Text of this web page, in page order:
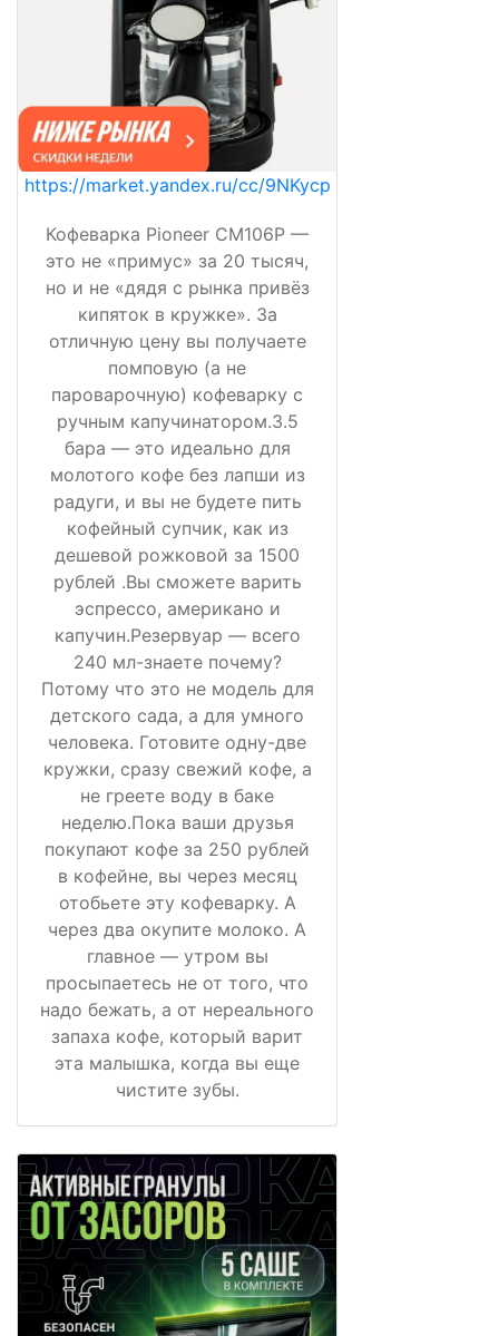
https://market.yandex.ru/cc/9NKycp
Кофеварка Pioneer CM106P —
это не «примус» за 20 тысяч,
но и не «дядя с рынка привёз
кипяток в кружке». За
отличную цену вы получаете
помповую (а не
пароварочную) кофеварку с
ручным капучинатором.3.5
бара — это идеально для
молотого кофе без лапши из
радуги, и вы не будете пить
кофейный супчик, как из
дешевой рожковой за 1500
рублей .Вы сможете варить
эспрессо, американо и
капучин.Резервуар — всего
240 мл-знаете почему?
Потому что это не модель для
детского сада, а для умного
человека. Готовите одну-две
кружки, сразу свежий кофе, а
не греете воду в баке
неделю.Пока ваши друзья
покупают кофе за 250 рублей
в кофейне, вы через месяц
отобьете эту кофеварку. А
через два окупите молоко. А
главное — утром вы
просыпаетесь не от того, что
надо бежать, а от нереального
запаха кофе, который варит
эта малышка, когда вы еще
чистите зубы.